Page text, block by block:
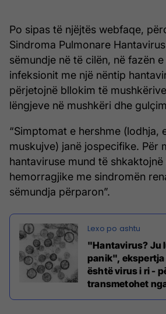
Po sipas të njëjtës webfaqe,
Sindroma Pulmonare
sëmundje në të cilën, në fazën
infeksionit me një nëntip
përjetojnë bllokim të
lëngjeve në mushkëri dhe
“Simptomat e hershme (lodhja,
muskujve) janë jospecifike. Për
hantaviruse mund të shkaktojnë
hemorragjike me sindromën
sëmundja përparon”.
"Hantavirus? Ju
panik",
është virus i ri -
transmetohet